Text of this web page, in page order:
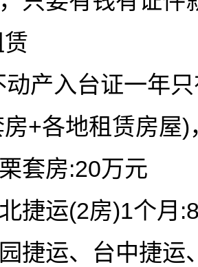
动产入台证一年
+各地租赁房屋
套房:20万元
捷运(2房)1个月
捷运、台中捷运